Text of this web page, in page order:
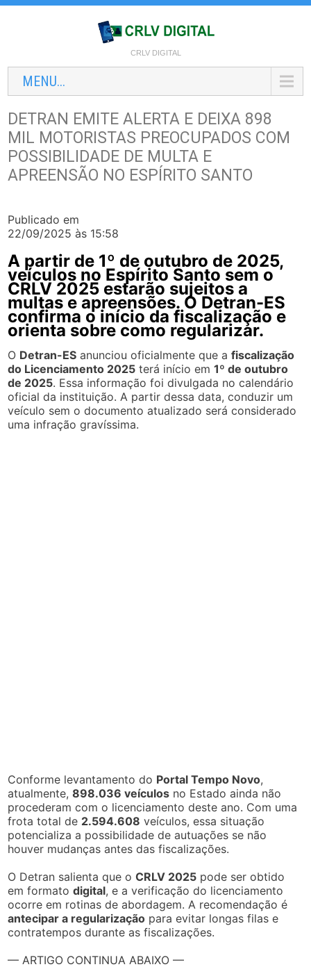
CRLV DIGITAL
MENU...
DETRAN EMITE ALERTA E DEIXA 898
MIL MOTORISTAS PREOCUPADOS COM
POSSIBILIDADE DE MULTA E
APREENSÃO NO ESPÍRITO SANTO
Publicado em
22/09/2025 às 15:58
A partir de 1º de outubro de 2025,
veículos no Espírito Santo sem o
CRLV 2025 estarão sujeitos a
multas e apreensões. O Detran-ES
confirma o início da fiscalização e
orienta sobre como regularizar.
O Detran-ES anunciou oficialmente que afiscalização
do Licenciamento 2025 terá início em1º de outubro
de 2025. Essa informação foi divulgada no calendário
oficial da instituição. A partir dessa data, conduzir um
veículo sem o documento atualizado será considerado
uma infração gravíssima.
Conforme levantamento do Portal Tempo Novo,
atualmente,898.036 veículos no Estado ainda não
procederam com o licenciamento deste ano. Com uma
frota total de 2.594.608 veículos, essa situação
potencializa a possibilidade de autuações se não
houver mudanças antes das fiscalizações.
O Detran salienta que oCRLV 2025 pode ser obtido
em formatodigital, e a verificação do licenciamento
ocorre em rotinas de abordagem. A recomendação é
antecipar a regularização para evitar longas filas e
contratempos durante as fiscalizações.
— ARTIGO CONTINUA ABAIXO —